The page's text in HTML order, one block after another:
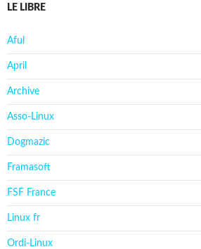
LE LIBRE
Aful
April
Archive
Asso-Linux
Dogmazic
Framasoft
FSF France
Linux fr
Ordi-Linux